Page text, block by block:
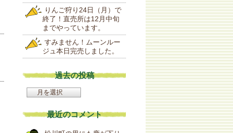
りんご狩り24日（月）で
終了！直売所は12月中旬
までやっています。
すみません！ムーンルー
ジュ本日完売しました。
過去の投稿
去
投
最近のコメント